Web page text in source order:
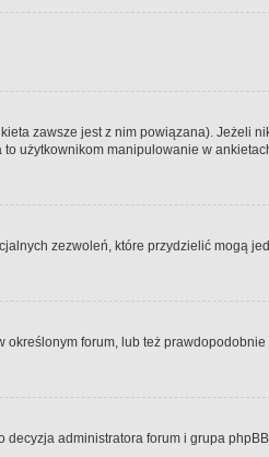
zawsze jest z nim powiązana). Jeżeli
użytkownikom manipulowanie w
zezwoleń, które przydzielić mogą
forum, lub też
administratora forum i grupa